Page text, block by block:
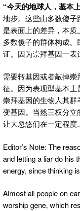
“今天的地球人，基本
地步。这些由多数傻子
是表面上的差异，本
多数傻子的群体构成
证。因为崇拜基因一表
需要转基因或者敲掉
征。因为表现型基本
崇拜基因的生物人其
变基因。当然三权分
让大忽悠们在一定程度
Editor’s Note: The
and letting a liar do his
energy, since thinking
Almost all people on
worship gene, which